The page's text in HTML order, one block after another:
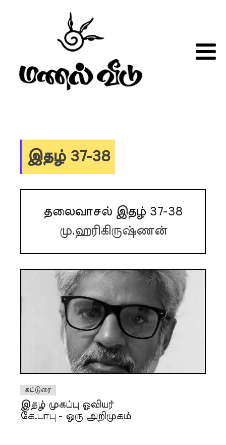
இதழ் 37-38
தலைவாசல் இதழ் 37-38
மு.ஹரிகிருஷ்ணன்
கட்டுரை
இதழ் முகப்பு ஓவியர்
கே.பாபு - ஒரு அறிமுகம்